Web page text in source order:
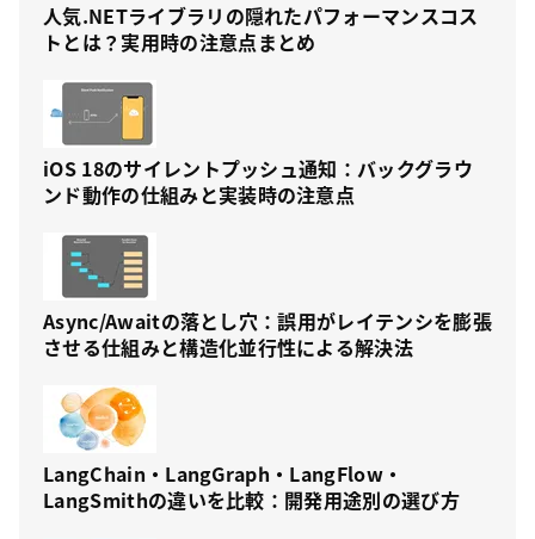
人気.NETライブラリの隠れたパフォーマンスコス
トとは？実用時の注意点まとめ
iOS 18のサイレントプッシュ通知：バックグラウ
ンド動作の仕組みと実装時の注意点
Async/Awaitの落とし穴：誤用がレイテンシを膨張
させる仕組みと構造化並行性による解決法
LangChain・LangGraph・LangFlow・
LangSmithの違いを比較：開発用途別の選び方